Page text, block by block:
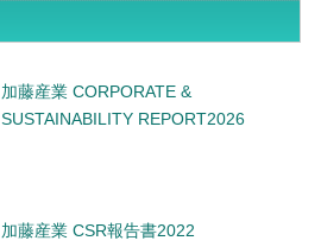
加藤産業 CORPORATE &
SUSTAINABILITY REPORT2026
加藤産業 CSR報告書2022